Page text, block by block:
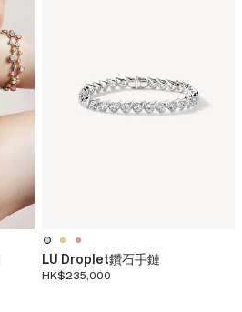
LU Droplet鑽石手鏈
HK$235,000